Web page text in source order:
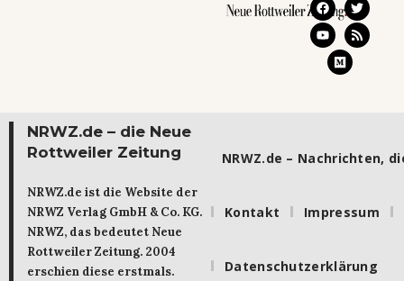
NRWZ.de – die Neue
Rottweiler Zeitung
NRWZ.de ist die Website der
NRWZ Verlag GmbH & Co. KG.
NRWZ, das bedeutet Neue
Rottweiler Zeitung. 2004
erschien diese erstmals.
NRWZ.de – Nachrichten,
Kontakt Impressum
Datenschutzerklärung